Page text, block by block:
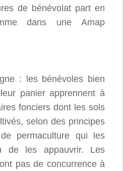
de bénévolat part en
dans une Amap
: les bénévoles bien
panier apprennent à
fonciers dont les sols
selon des principes
permaculture qui les
de les appauvrir. Les
pas de concurrence à